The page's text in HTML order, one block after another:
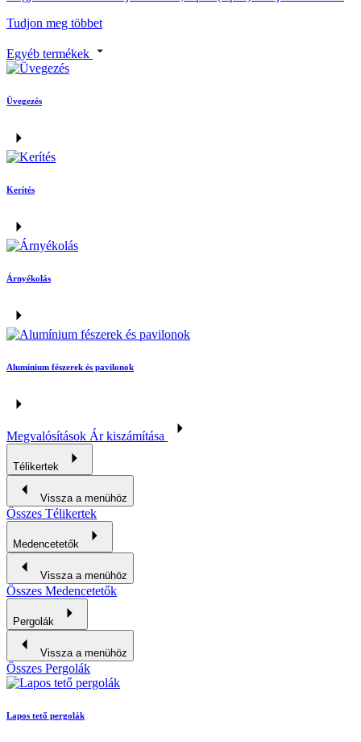
Tudjon meg többet
Egyéb termékek
Üvegezés
Kerítés
Árnyékolás
Alumínium fészerek és pavilonok
Megvalósítások Ár kiszámítása
Télikertek
Vissza a menühöz
Összes Télikertek
Medencetetők
Vissza a menühöz
Összes Medencetetők
Pergolák
Vissza a menühöz
Összes Pergolák
Lapos tető pergolák